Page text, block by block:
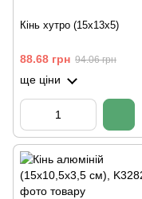
Кінь хутро (15х13х5)
88.68 грн 94.06 грн
ще ціни